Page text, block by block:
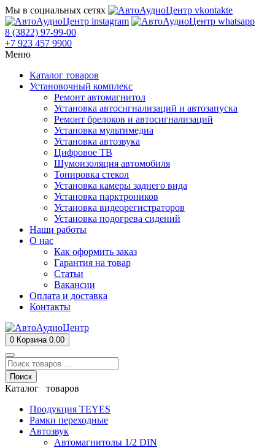
Мы в социальных сетях
8 (3822) 97-99-00
+7 923 457 9900
Меню
Каталог товаров
Установочный комплекс
Ремонт автомагнитол
Установка автосигнализаций и автозапуска
Ремонт брелоков и автосигнализаций
Установка мультимедиа
Установка автозвука
Цифровое ТВ
Шумоизоляция автомобиля
Тонировка стекол
Установка камеры заднего вида
Установка парктроников
Установка видеорегистраторов
Установка подогрева сидений
Наши работы
О нас
Как оформить заказ
Гарантия на товар
Статьи
Вакансии
Оплата и доставка
Контакты
0 Корзина 0.00
Поиск
Каталог товаров
Продукция TEYES
Рамки переходные
Автозвук
Автомагнитолы 1/2 DIN